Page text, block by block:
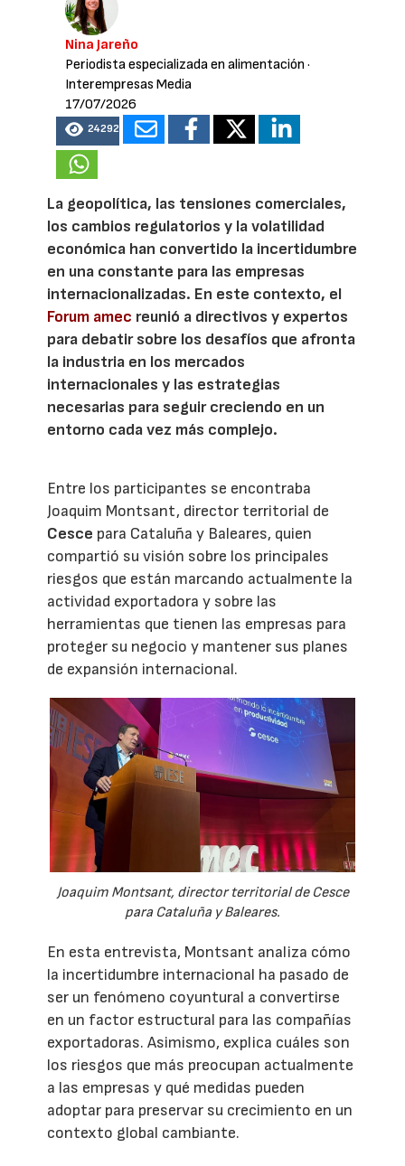
Nina Jareño
Periodista especializada en alimentación ·
Interempresas Media
17/07/2026
24292
La geopolítica, las tensiones comerciales,
los cambios regulatorios y la volatilidad
económica han convertido la incertidumbre
en una constante para las empresas
internacionalizadas. En este contexto, el
Forum amec reunió a directivos y expertos
para debatir sobre los desafíos que afronta
la industria en los mercados
internacionales y las estrategias
necesarias para seguir creciendo en un
entorno cada vez más complejo.
Entre los participantes se encontraba
Joaquim Montsant, director territorial de
Cesce para Cataluña y Baleares, quien
compartió su visión sobre los principales
riesgos que están marcando actualmente la
actividad exportadora y sobre las
herramientas que tienen las empresas para
proteger su negocio y mantener sus planes
de expansión internacional.
Joaquim Montsant, director territorial de Cesce
para Cataluña y Baleares.
En esta entrevista, Montsant analiza cómo
la incertidumbre internacional ha pasado de
ser un fenómeno coyuntural a convertirse
en un factor estructural para las compañías
exportadoras. Asimismo, explica cuáles son
los riesgos que más preocupan actualmente
a las empresas y qué medidas pueden
adoptar para preservar su crecimiento en un
contexto global cambiante.